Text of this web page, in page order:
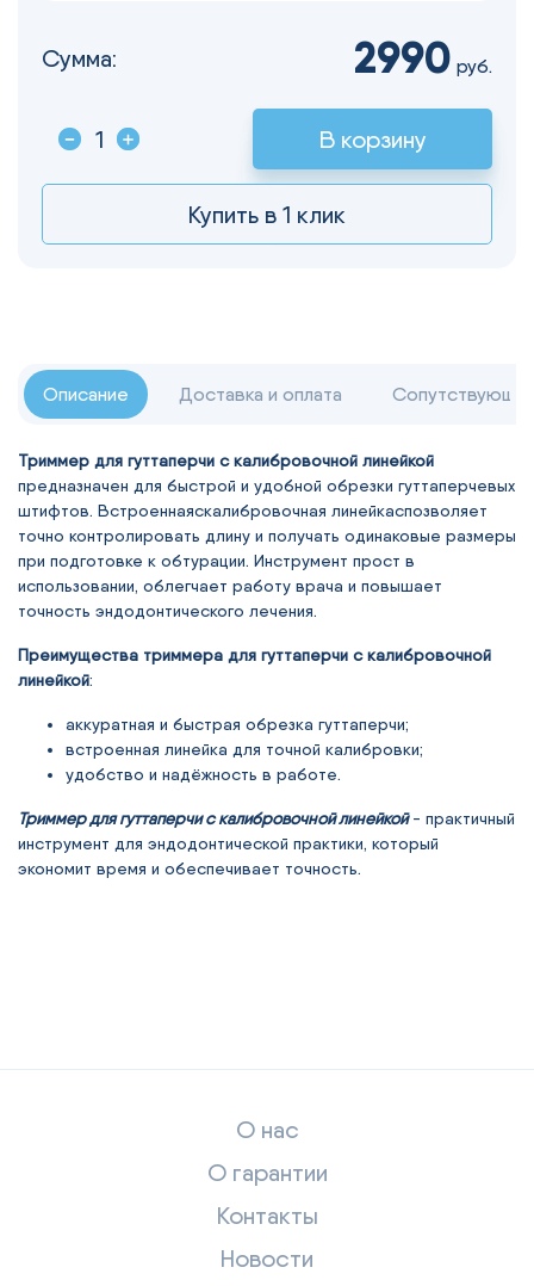
Сумма: 2990 руб.
В корзину
Купить в 1 клик
Описание Доставка и оплата
Триммер для гуттаперчи с калибровочной линейкой
предназначен для быстрой и удобной обрезки гуттаперчевых
штифтов. Встроеннаяcкалибровочная линейкаcпозволяет
точно контролировать длину и получать одинаковые размеры
при подготовке к обтурации. Инструмент прост в
использовании, облегчает работу врача и повышает
точность эндодонтического лечения.
Преимущества триммера для гуттаперчи с калибровочной
линейкой:
аккуратная и быстрая обрезка гуттаперчи;
встроенная линейка для точной калибровки;
удобство и надёжность в работе.
Триммер для гуттаперчи с калибровочной линейкой- практичный
инструмент для эндодонтической практики, который
экономит время и обеспечивает точность.
О нас
О гарантии
Контакты
Новости